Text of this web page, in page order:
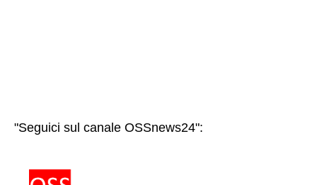
"Seguici sul canale OSSnews24":